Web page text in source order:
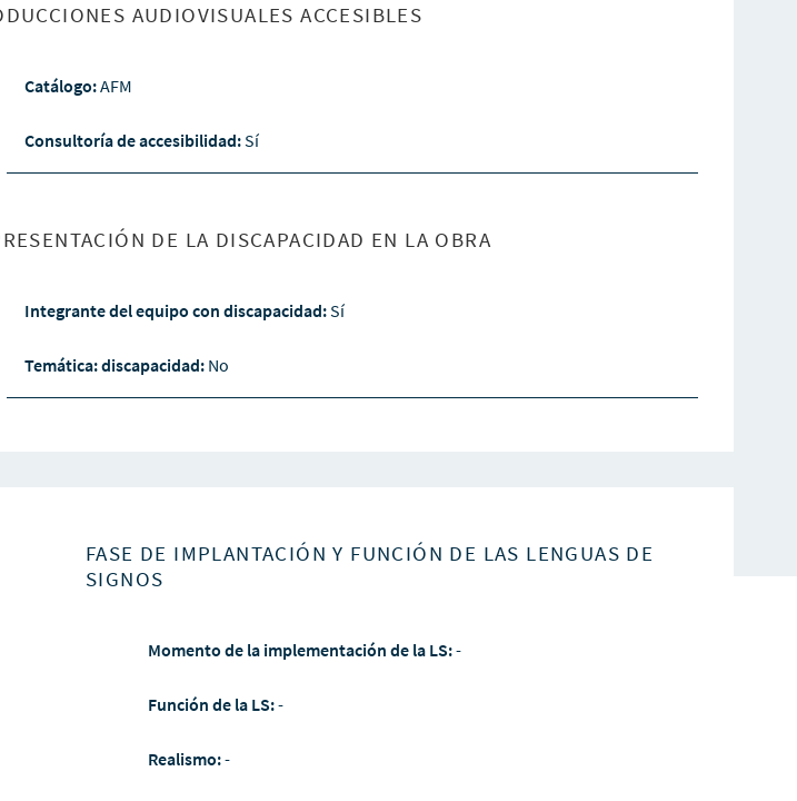
AUDIOVISUALES ACCESIBLES
Catálogo:AFM
Consultoría de accesibilidad:Sí
DE LA DISCAPACIDAD EN LA OBRA
Integrante del equipo con discapacidad:Sí
Temática: discapacidad: No
FASE DE IMPLANTACIÓN Y FUNCIÓN DE LAS LENGUAS DE
SIGNOS
Momento de la implementación de la LS:-
Función de la LS:-
Realismo:-